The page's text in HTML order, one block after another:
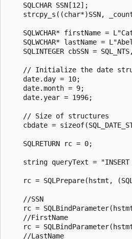
    SQLCHAR SSN[12];
strcpy_s((char*)SSN,
SQLWCHAR* firstName =
SQLWCHAR* lastName =
SQLINTEGER cbSSN =
// Initialize the date
    date.day = 10;
    date.month = 9;
    date.year = 1996;
    // Size of structures
cbdate =
    SQLRETURN rc = 0;
string queryText =
rc = SQLPrepare(hstmt,
    //SSN
rc =
    //FirstName
rc =
    //LastName